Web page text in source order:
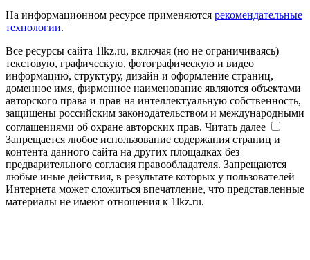
На информационном ресурсе применяются рекомендательные
технологии.
Все ресурсы сайта 1lkz.ru, включая (но не ограничиваясь)
текстовую, графическую, фотографическую и видео
информацию, структуру, дизайн и оформление страниц,
доменное имя, фирменное наименование являются объектами
авторского права и прав на интеллектуальную собственность,
защищены российским законодательством и международными
соглашениями об охране авторских прав. Читать далее
Запрещается любое использование содержания страниц и
контента данного сайта на других площадках без
предварительного согласия правообладателя. Запрещаются
любые иные действия, в результате которых у пользователей
Интернета может сложиться впечатление, что представленные
материалы не имеют отношения к 1lkz.ru.